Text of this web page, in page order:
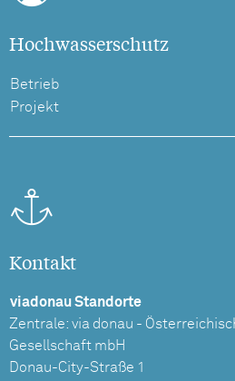
Hochwasserschutz
Betrieb
Projekt
Kontakt
viadonau Standorte
Zentrale: via donau -
Gesellschaft mbH
Donau-City-Straße 1